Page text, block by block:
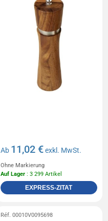
Ab 11,02 €exkl. MwSt.
Ohne Markierung
Auf Lager : 3 299 Artikel
EXPRESS-ZITAT
Réf. 00010V0095698